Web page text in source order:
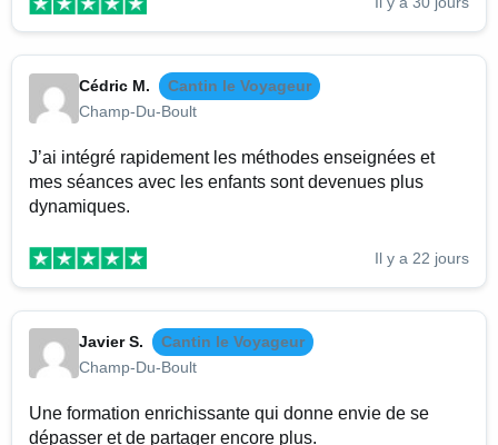
Cédric M.
Cantin le Voyageur
Champ-Du-Boult
J’ai intégré rapidement les méthodes enseignées et
mes séances avec les enfants sont devenues plus
dynamiques.
Il y a 22 jours
Javier S.
Cantin le Voyageur
Champ-Du-Boult
Une formation enrichissante qui donne envie de se
dépasser et de partager encore plus.